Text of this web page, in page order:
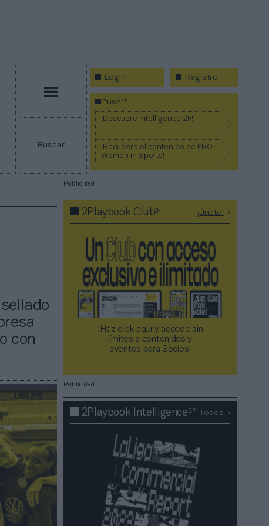
Buscar
Login Registro
Push2P
¡Descubre Intelligence 2P!
¡Recupera el contenido de PRO
Women in Sports!
con
Publicidad
2Playbook Club2P ¡Únete!
¡Haz click aquí y accede sin
límites a contenidos y
eventos para Socios!​​​​​​​
Publicidad
2Playbook Intelligence2P Todos